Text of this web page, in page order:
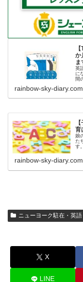
か
ま
英
に
間
を
rainbow-sky-diary.com
育
娘
た
す
rainbow-sky-diary.com
ニューヨーク駐在・英語
X
LINE